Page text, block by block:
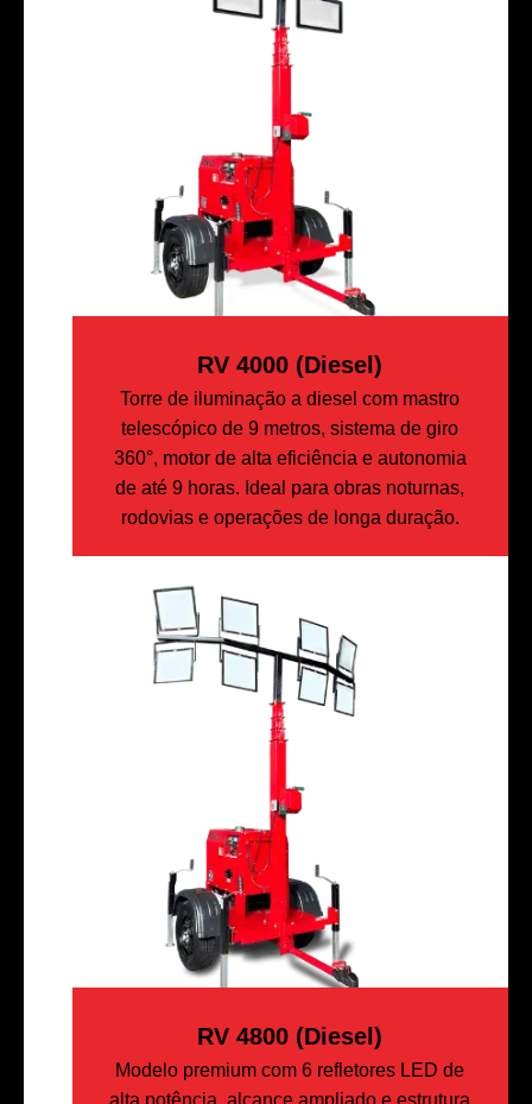
RV 4000 (diesel)
Torre de iluminação a diesel com mastro
telescópico de 9 metros, sistema de giro
360°, motor de alta eficiência e autonomia
de até 9 horas. Ideal para obras noturnas,
rodovias e operações de longa duração.
RV 4800 (Diesel)
Modelo premium com 6 refletores LED de
alta potência, alcance ampliado e estrutura